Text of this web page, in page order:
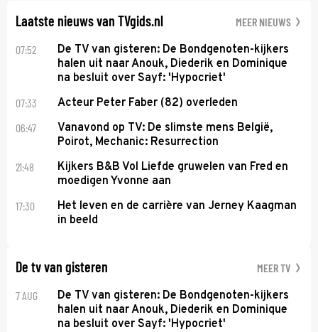
Laatste nieuws van TVgids.nl MEER NIEUWS
07:52
De TV van gisteren: De Bondgenoten-kijkers
halen uit naar Anouk, Diederik en Dominique
na besluit over Sayf: 'Hypocriet'
07:33 Acteur Peter Faber (82) overleden
06:47
Vanavond op TV: De slimste mens België,
Poirot, Mechanic: Resurrection
21:48
Kijkers B&B Vol Liefde gruwelen van Fred en
moedigen Yvonne aan
17:30
Het leven en de carrière van Jerney Kaagman
in beeld
De tv van gisteren MEER TV
7 AUG
De TV van gisteren: De Bondgenoten-kijkers
halen uit naar Anouk, Diederik en Dominique
na besluit over Sayf: 'Hypocriet'